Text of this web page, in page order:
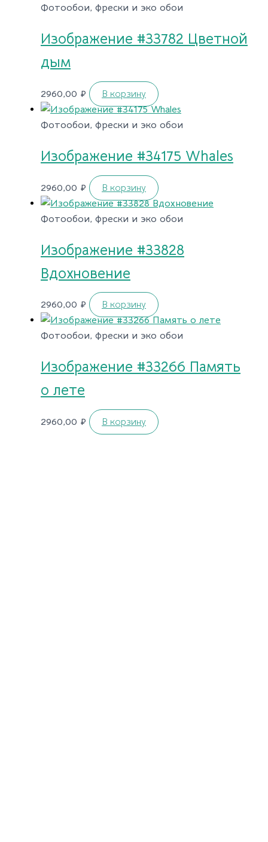
Фотообои, фрески и эко обои
Изображение #33782 Цветной
дым
2960,00 ₽ В корзину
Фотообои, фрески и эко обои
Изображение #34175 Whales
2960,00 ₽ В корзину
Фотообои, фрески и эко обои
Изображение #33828
Вдохновение
2960,00 ₽ В корзину
Фотообои, фрески и эко обои
Изображение #33266 Память
о лете
2960,00 ₽ В корзину